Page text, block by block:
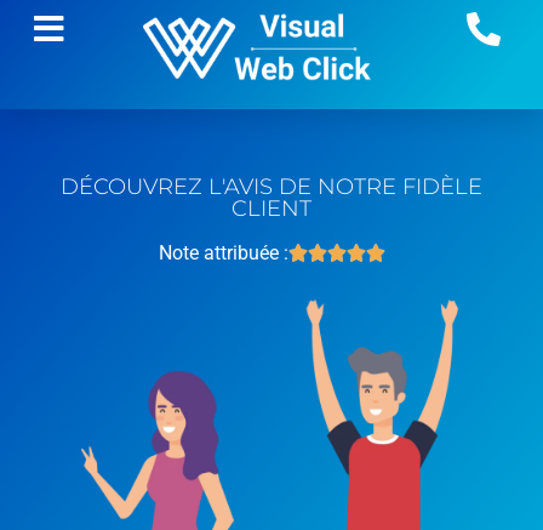
DÉCOUVREZ L'AVIS DE NOTRE FIDÈLE
CLIENT
Note attribuée :